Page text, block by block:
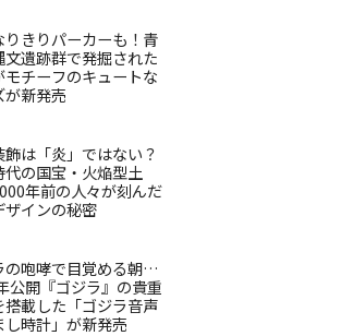
りきりパーカーも！青
文遺跡群で発掘された
モチーフのキュートな
が新発売
飾は「炎」ではない？
代の国宝・火焔型土
年前の人々が刻んだ
ザインの秘密
の咆哮で目覚める朝…
公開『ゴジラ』の貴重
搭載した「ゴジラ音声
し時計」が新発売